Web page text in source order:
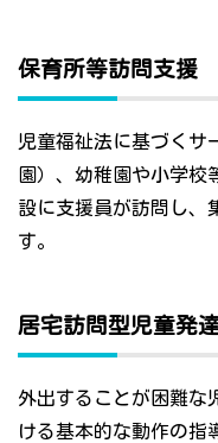
保育所等訪問支援
児童福祉法に基づくサ
園）、幼稚園や小学校
設に支援員が訪問し、
す。
居宅訪問型児童発
外出することが困難な
ける基本的な動作の指